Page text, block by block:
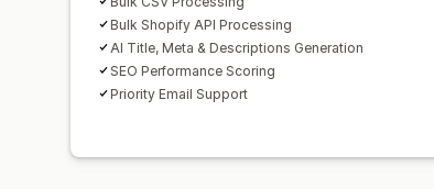
Bulk Shopify API Processing
AI Title, Meta & Descriptions Generation
SEO Performance Scoring
Priority Email Support